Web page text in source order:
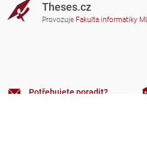
Theses.cz
Provozuje Fakulta informatiky
Potřebujete poradit?